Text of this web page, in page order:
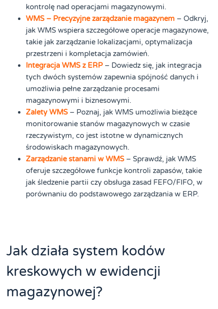
kontrolę nad operacjami magazynowymi.
WMS – Precyzyjne zarządzanie magazynem – Odkryj,
jak WMS wspiera szczegółowe operacje magazynowe,
takie jak zarządzanie lokalizacjami, optymalizacja
przestrzeni i kompletacja zamówień.
Integracja WMS z ERP– Dowiedz się, jak integracja
tych dwóch systemów zapewnia spójność danych i
umożliwia pełne zarządzanie procesami
magazynowymi i biznesowymi.
Zalety WMS– Poznaj, jak WMS umożliwia bieżące
monitorowanie stanów magazynowych w czasie
rzeczywistym, co jest istotne w dynamicznych
środowiskach magazynowych.
Zarządzanie stanami w WMS– Sprawdź, jak WMS
oferuje szczegółowe funkcje kontroli zapasów, takie
jak śledzenie partii czy obsługa zasad FEFO/FIFO, w
porównaniu do podstawowego zarządzania w ERP.
Jak działa system kodów
kreskowych w ewidencji
magazynowej?